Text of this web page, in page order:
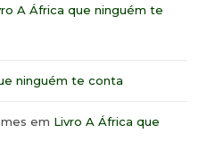
A África que ninguém te
ninguém te conta
em Livro A África que